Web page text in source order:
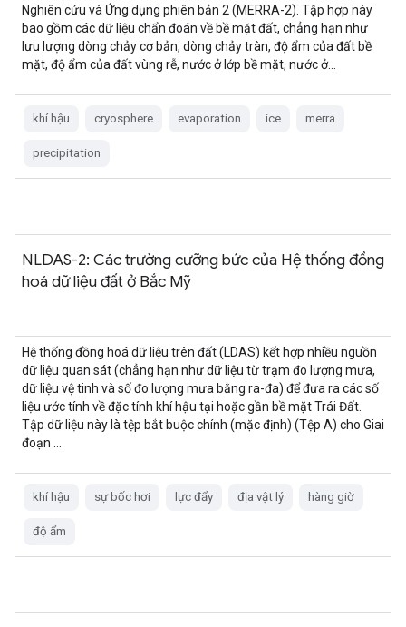
Nghiên cứu và Ứng dụng phiên bản 2 (MERRA-2). Tập hợp này
bao gồm các dữ liệu chẩn đoán về bề mặt đất, chẳng hạn như
lưu lượng dòng chảy cơ bản, dòng chảy tràn, độ ẩm của đất bề
mặt, độ ẩm của đất vùng rễ, nước ở lớp bề mặt, nước ở...
khí hậu cryosphere evaporation ice merra
precipitation
NLDAS-2: Các trường cưỡng bức của Hệ thống đồng
hoá dữ liệu đất ở Bắc Mỹ
Hệ thống đồng hoá dữ liệu trên đất (LDAS) kết hợp nhiều nguồn
dữ liệu quan sát (chẳng hạn như dữ liệu từ trạm đo lượng mưa,
dữ liệu vệ tinh và số đo lượng mưa bằng ra-đa) để đưa ra các số
liệu ước tính về đặc tính khí hậu tại hoặc gần bề mặt Trái Đất.
Tập dữ liệu này là tệp bắt buộc chính (mặc định) (Tệp A) cho Giai
đoạn …
khí hậu sự bốc hơi lực đẩy địa vật lý hàng giờ
độ ẩm